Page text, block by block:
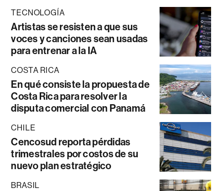
TECNOLOGÍA
Artistas se resisten a que sus
voces y canciones sean usadas
para entrenar a la IA
COSTA RICA
En qué consiste la propuesta de
Costa Rica para resolver la
disputa comercial con Panamá
CHILE
Cencosud reporta pérdidas
trimestrales por costos de su
nuevo plan estratégico
BRASIL